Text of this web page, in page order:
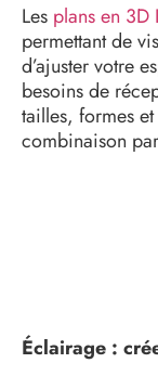
Les plans en 3D
permettant de
d’ajuster votre
besoins de
tailles, formes
combinaison
Éclairage :